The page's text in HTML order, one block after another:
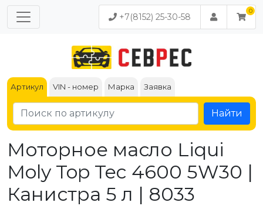
+7(8152) 25-30-58
Артикул VIN - номер Марка Заявка
Найти
Моторное масло Liqui
Moly Top Tec 4600 5W30 |
Канистра 5 л | 8033